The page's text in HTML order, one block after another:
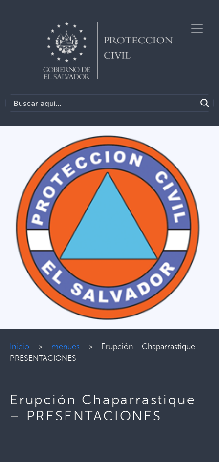
Inicio > menues> Erupción Chaparrastique –
PRESENTACIONES
Erupción Chaparrastique
– PRESENTACIONES